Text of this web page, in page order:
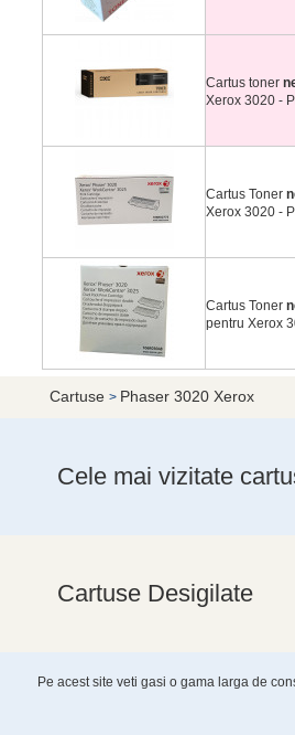
Cartus toner
Xerox 3020 -
Cartus Toner
Xerox 3020 -
Cartus Toner
pentru Xerox
Cartuse > Phaser 3020 Xerox
Cele mai vizitate
Cartuse Desigilate
Pe acest site veti gasi o gama larga de